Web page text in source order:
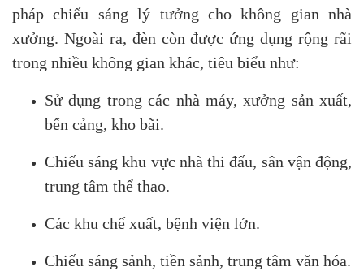
pháp chiếu sáng lý tưởng cho không gian nhà
xưởng. Ngoài ra, đèn còn được ứng dụng rộng rãi
trong nhiều không gian khác, tiêu biểu như:
Sử dụng trong các nhà máy, xưởng sản xuất,
bến cảng, kho bãi.
Chiếu sáng khu vực nhà thi đấu, sân vận động,
trung tâm thể thao.
Các khu chế xuất, bệnh viện lớn.
Chiếu sáng sảnh, tiền sảnh, trung tâm văn hóa.